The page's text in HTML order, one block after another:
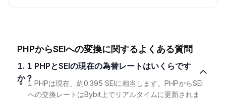
PHPからSEIへの変換に関するよくある質問
1. 1 PHPとSEIの現在の為替レートはいくらです
か？
1 PHPは現在、約0.395 SEIに相当します。PHPからSEI
への交換レートはBybit上でリアルタイムに更新されま